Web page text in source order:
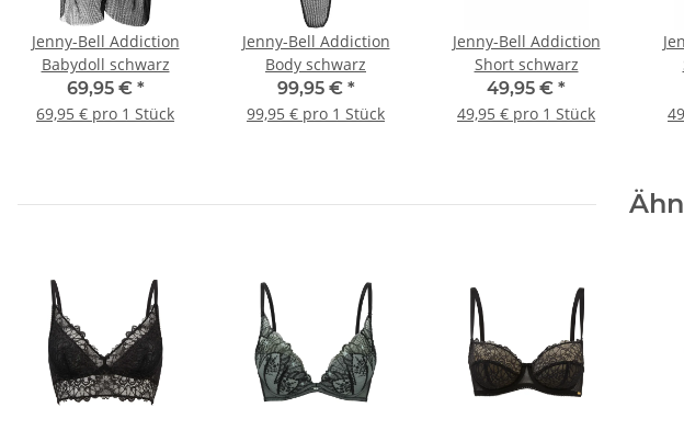
Jenny-Bell Addiction
Babydoll schwarz
69,95 € *
69,95 € pro 1 Stück
Jenny-Bell Addiction
Body schwarz
99,95 € *
99,95 € pro 1 Stück
Jenny-Bell Addiction
Short schwarz
49,95 € *
49,95 € pro 1 Stück